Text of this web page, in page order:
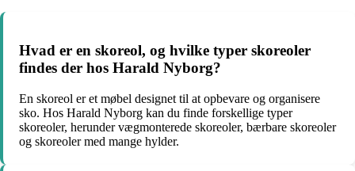
Hvad er en skoreol, og hvilke typer skoreoler
findes der hos Harald Nyborg?
En skoreol er et møbel designet til at opbevare og organisere
sko. Hos Harald Nyborg kan du finde forskellige typer
skoreoler, herunder vægmonterede skoreoler, bærbare skoreoler
og skoreoler med mange hylder.